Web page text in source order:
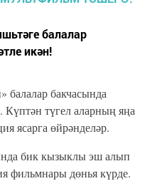
балалар
икән!
балалар бакчасында
түгел аларның яңа
ясарга өйрәнделәр.
бик кызыклы эш алып
фильмнары дөнья күрде.